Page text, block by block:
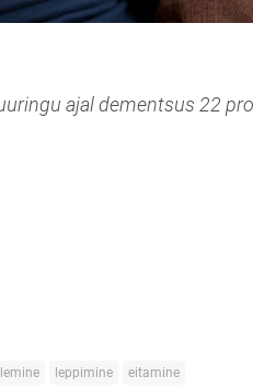
ajal dementsus 22
leppimine eitamine